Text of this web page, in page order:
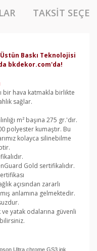
TAKSIT
Baskı Teknolojisi
bkdekor.com'da!
bir hava katmakla birlikte
sağlar.
m² başına 275 gr.'dır.
polyester kumaştır. Bu
kolayca silinebilme
Gold sertifikalıdır.
açısından zararlı
anlamına gelmektedir.
ve yatak odalarına güvenli